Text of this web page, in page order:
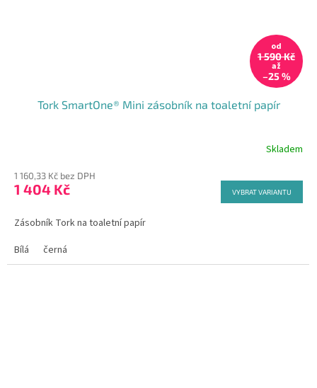
od
1 590 Kč
až
–25 %
Tork SmartOne® Mini zásobník na toaletní papír
produktu
je
z
hvězdiček.
Skladem
1 160,33 Kč bez DPH
1 404 Kč VYBRAT VARIANTU
Zásobník Tork na toaletní papír
Bílá
černá